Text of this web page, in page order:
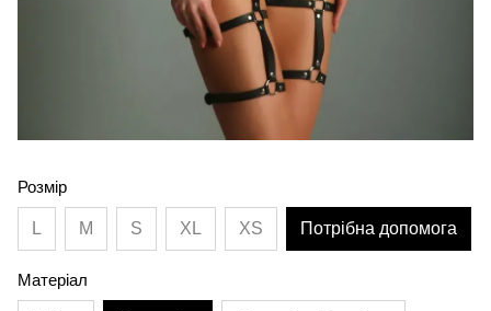
Розмір
L M S XL XS Потрібна допомога
Матеріал